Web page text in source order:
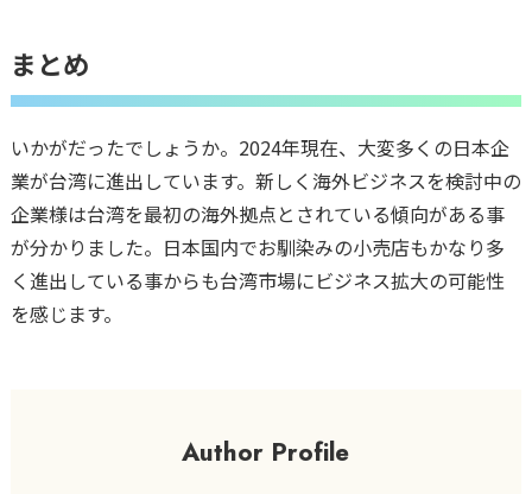
まとめ
いかがだったでしょうか。2024年現在、大変多くの日本企
業が台湾に進出しています。新しく海外ビジネスを検討中の
企業様は台湾を最初の海外拠点とされている傾向がある事
が分かりました。日本国内でお馴染みの小売店もかなり多
く進出している事からも台湾市場にビジネス拡大の可能性
を感じます。
Author Profile